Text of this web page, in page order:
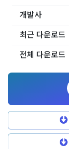
개발사
최근 다운로드
전체 다운로드